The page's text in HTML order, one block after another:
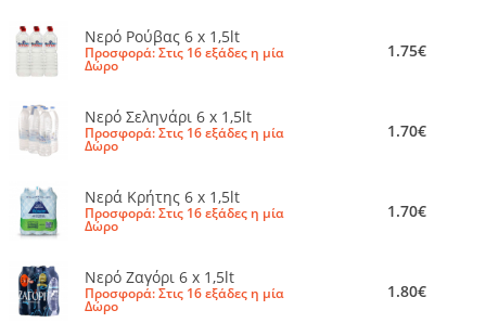
Νερό Ρούβας 6 x 1,5lt
Προσφορά: Στις 16 εξάδες η μία
Δώρο
1.75€
Νερό Σεληνάρι 6 x 1,5lt
Προσφορά: Στις 16 εξάδες η μία
Δώρο
1.70€
Νερά Κρήτης 6 x 1,5lt
Προσφορά: Στις 16 εξάδες η μία
Δώρο
1.70€
Νερό Ζαγόρι 6 x 1,5lt
Προσφορά: Στις 16 εξάδες η μία
Δώρο
1.80€